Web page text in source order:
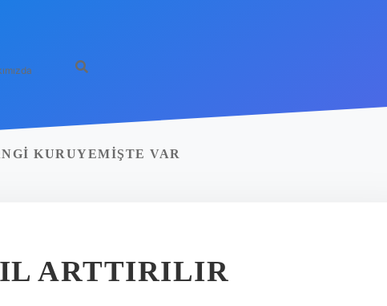
KURUYEMIŞTE VAR
ARTTIRILIR